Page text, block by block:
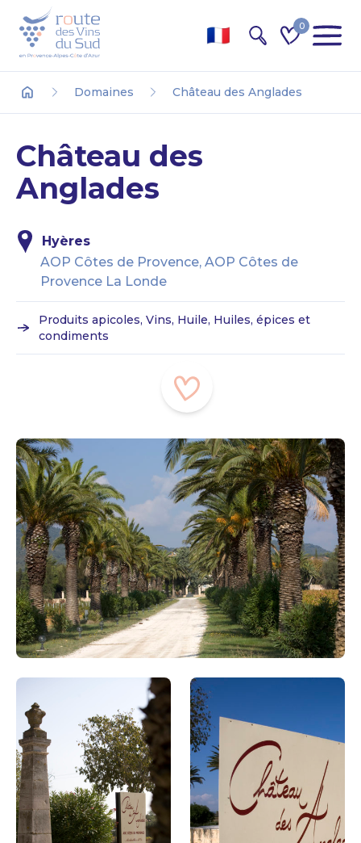
0
Domaines Château des Anglades
Château des
Anglades
Hyères
AOP Côtes de Provence, AOP Côtes de
Provence La Londe
Produits apicoles, Vins, Huile, Huiles, épices et
condiments